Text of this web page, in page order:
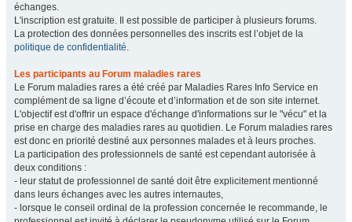
échanges.
L'inscription est gratuite. Il est possible de participer à plusieurs forums.
La protection des données personnelles des inscrits est l’objet de la
politique de confidentialité.
Les participants au Forum maladies rares
Le Forum maladies rares a été créé par Maladies Rares Info Service en
complément de sa ligne d’écoute et d’information et de son site internet.
L'objectif est d'offrir un espace d'échange d'informations sur le "vécu" et la
prise en charge des maladies rares au quotidien. Le Forum maladies rares
est donc en priorité destiné aux personnes malades et à leurs proches.
La participation des professionnels de santé est cependant autorisée à
deux conditions :
- leur statut de professionnel de santé doit être explicitement mentionné
dans leurs échanges avec les autres internautes,
- lorsque le conseil ordinal de la profession concernée le recommande, le